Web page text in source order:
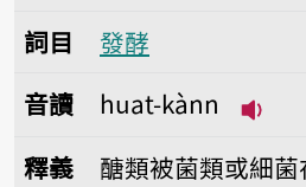
詞目
發酵
音讀
huat-kànn
釋義
醣類被菌類或細